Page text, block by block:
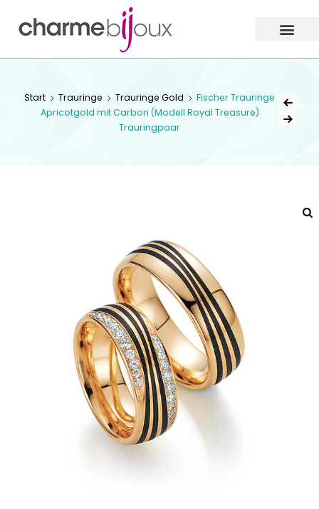
Bijoux
ZOFINGEN
Start Trauringe Trauringe Gold
Fischer Trauringe
Apricotgold mit Carbon (Modell Royal Treasure)
Trauringpaar